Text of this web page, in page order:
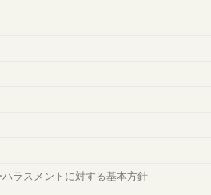
ラスメントに対する基本方針